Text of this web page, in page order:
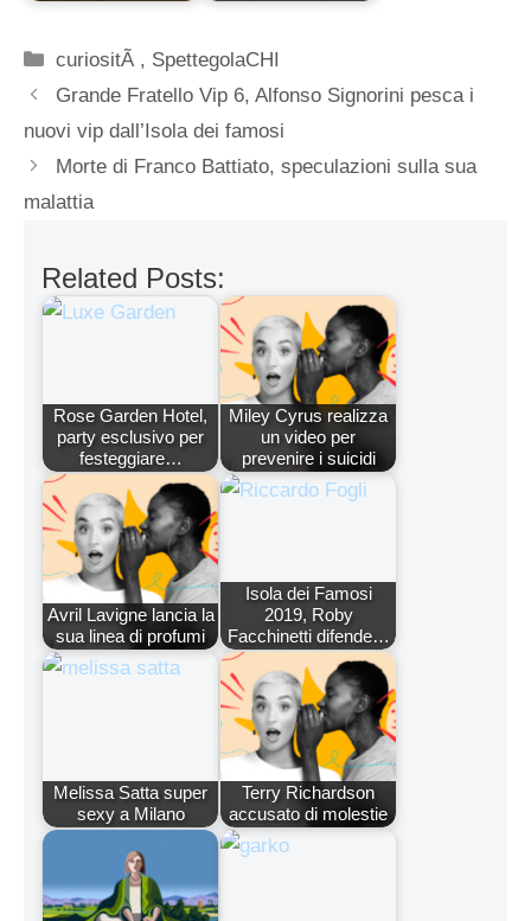
Categorie
curiositÃ , SpettegolaCHI
Grande Fratello Vip 6, Alfonso Signorini pesca i
nuovi vip dall’Isola dei famosi
Morte di Franco Battiato, speculazioni sulla sua
malattia
Related Posts:
Rose Garden Hotel,
party esclusivo per
festeggiare…
Miley Cyrus realizza
un video per
prevenire i suicidi
Avril Lavigne lancia la
sua linea di profumi
Isola dei Famosi
2019, Roby
Facchinetti difende…
Melissa Satta super
sexy a Milano
Terry Richardson
accusato di molestie